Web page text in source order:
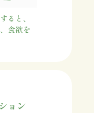
ると、
食欲を
ョン